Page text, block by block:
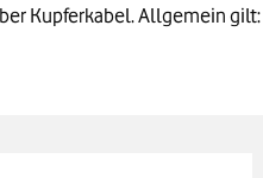
Kupferkabel. Allgemein